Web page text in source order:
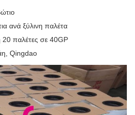
ανά ξύλινη παλέτα
παλέτες σε 40GP
Qingdao